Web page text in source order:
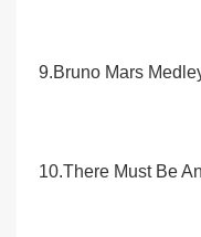
9.Bruno Mars
10.There Must Be